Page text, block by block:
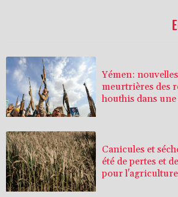
Yémen:
meurtrières des
houthis dans
Canicules et
été de pertes et
pour l'agriculture